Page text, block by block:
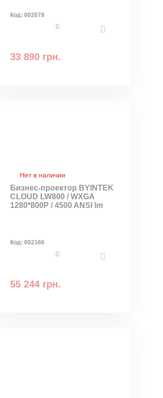
Код:002078
0
33 890 грн.
Нет в наличии
Бизнес-проектор BYINTEK
CLOUD LW800 / WXGA
1280*800P / 4500 ANSI lm
Код:002166
0
55 244 грн.